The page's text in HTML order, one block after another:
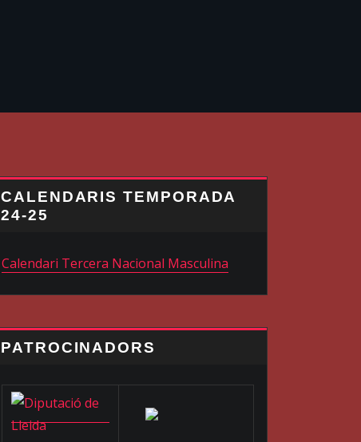
CALENDARIS TEMPORADA
24-25
Calendari Tercera Nacional Masculina
PATROCINADORS